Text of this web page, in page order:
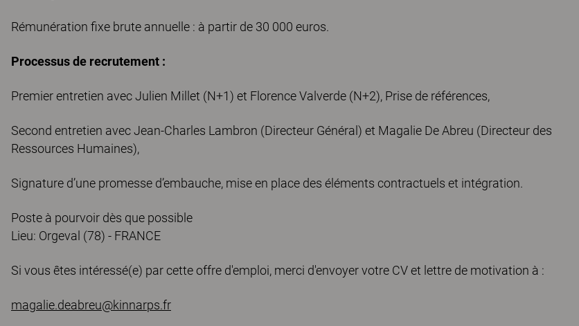
Rémunération fixe brute annuelle : à partir de 30 000 euros.
Processus de recrutement :
Premier entretien avec Julien Millet (N+1) et Florence Valverde (N+2), Prise de références,
Second entretien avec Jean-Charles Lambron (Directeur Général) et Magalie De Abreu (Directeur des
Ressources Humaines),
Signature d’une promesse d’embauche, mise en place des éléments contractuels et intégration.
Poste à pourvoir dès que possible
Lieu: Orgeval (78) - FRANCE
Si vous êtes intéressé(e) par cette offre d'emploi, merci d'envoyer votre CV et lettre de motivation à :
magalie.deabreu@kinnarps.fr